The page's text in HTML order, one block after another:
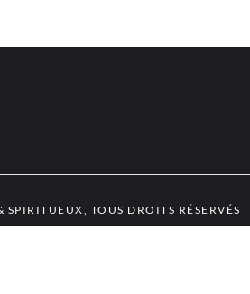
TOUS DROITS RÉSERVÉS